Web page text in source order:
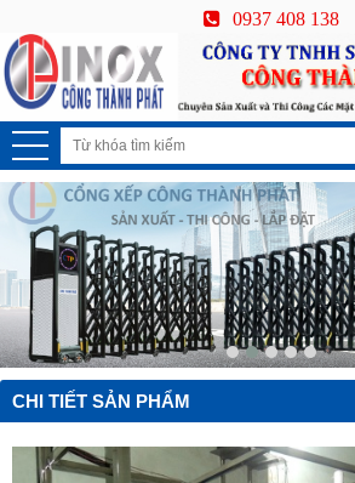
0937 408 138
CHI TIẾT SẢN PHẨM